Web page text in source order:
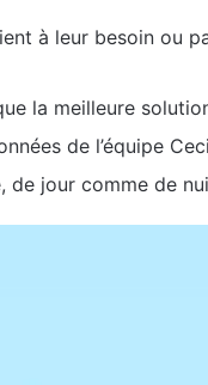
à leur besoin ou
la meilleure
de l’équipe
de jour comme de